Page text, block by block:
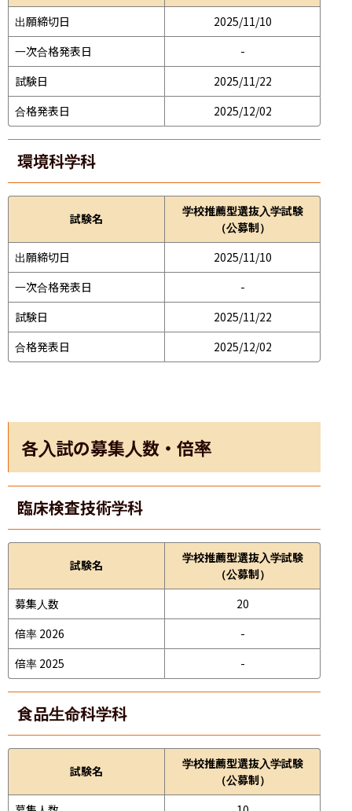
出願締切日
2025/11/10
一次合格発表日
-
試験日
2025/11/22
合格発表日
2025/12/02
環境科学科
試験名
学校推薦型選抜入学試験
（公募制）
出願締切日
2025/11/10
一次合格発表日
-
試験日
2025/11/22
合格発表日
2025/12/02
各入試の募集人数・倍率
臨床検査技術学科
試験名
学校推薦型選抜入学試験
（公募制）
募集人数
20
倍率 2026
-
倍率 2025
-
食品生命科学科
試験名
学校推薦型選抜入学試験
（公募制）